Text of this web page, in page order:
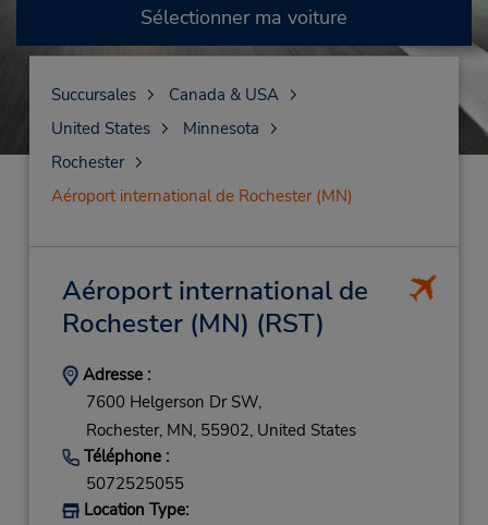
Sélectionner ma voiture
Succursales
Canada & USA
United States
Minnesota
Rochester
Aéroport international de Rochester (MN)
Aéroport international de
Rochester (MN) (RST)
Adresse :
7600 Helgerson Dr SW,
Rochester, MN, 55902, United States
Téléphone :
5072525055
Location Type: